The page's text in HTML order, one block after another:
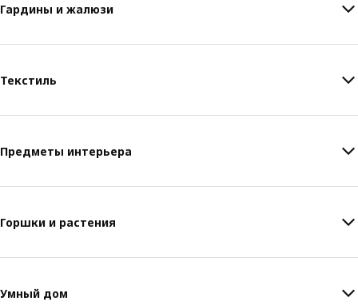
Гардины и жалюзи
Текстиль
Предметы интерьера
Горшки и растения
Умный дом